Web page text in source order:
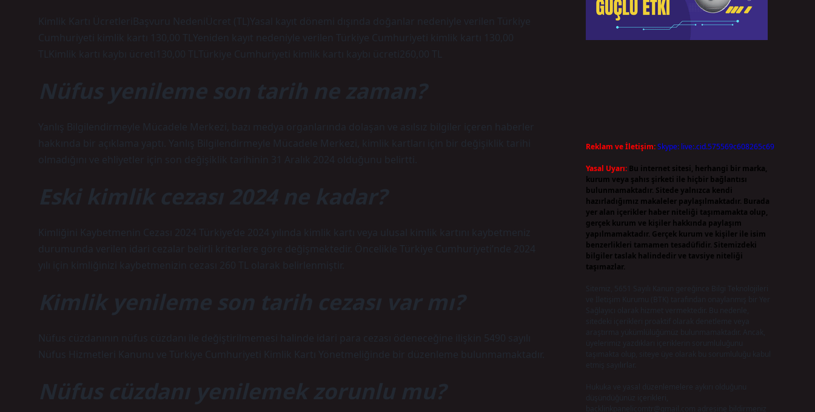
Kimlik Kartı ÜcretleriBaşvuru NedeniÜcret (TL)Yasal kayıt dönemi dışında doğanlar nedeniyle verilen Türkiye
Cumhuriyeti kimlik kartı 130,00 TLYeniden kayıt nedeniyle verilen Türkiye Cumhuriyeti kimlik kartı 130,00
TLKimlik kartı kaybı ücreti130,00 TLTürkiye Cumhuriyeti kimlik kartı kaybı ücreti260,00 TL
Nüfus yenileme son tarih ne zaman?
Yanlış Bilgilendirmeyle Mücadele Merkezi, bazı medya organlarında dolaşan ve asılsız bilgiler içeren haberler
hakkında bir açıklama yaptı. Yanlış Bilgilendirmeyle Mücadele Merkezi, kimlik kartları için bir değişiklik tarihi
olmadığını ve ehliyetler için son değişiklik tarihinin 31 Aralık 2024 olduğunu belirtti.
Eski kimlik cezası 2024 ne kadar?
Kimliğini Kaybetmenin Cezası 2024 Türkiye’de 2024 yılında kimlik kartı veya ulusal kimlik kartını kaybetmeniz
durumunda verilen idari cezalar belirli kriterlere göre değişmektedir. Öncelikle Türkiye Cumhuriyeti’nde 2024
yılı için kimliğinizi kaybetmenizin cezası 260 TL olarak belirlenmiştir.
Kimlik yenileme son tarih cezası var mı?
Nüfus cüzdanının nüfus cüzdanı ile değiştirilmemesi halinde idari para cezası ödeneceğine ilişkin 5490 sayılı
Nüfus Hizmetleri Kanunu ve Türkiye Cumhuriyeti Kimlik Kartı Yönetmeliğinde bir düzenleme bulunmamaktadır.
Nüfus cüzdanı yenilemek zorunlu mu?
Reklam ve İletişim:Skype: live:.cid.575569c608265c69
Yasal Uyarı: Bu internet sitesi, herhangi bir marka,
kurum veya şahıs şirketi ile hiçbir bağlantısı
bulunmamaktadır. Sitede yalnızca kendi
hazırladığımız makaleler paylaşılmaktadır. Burada
yer alan içerikler haber niteliği taşımamakta olup,
gerçek kurum ve kişiler hakkında paylaşım
yapılmamaktadır. Gerçek kurum ve kişiler ile isim
benzerlikleri tamamen tesadüfidir. Sitemizdeki
bilgiler taslak halindedir ve tavsiye niteliği
taşımazlar.
sitedeki içerikleri proaktif olarak denetleme veya
üyelerimiz yazdıkları içeriklerin sorumluluğunu
düşündüğünüz içerikleri,